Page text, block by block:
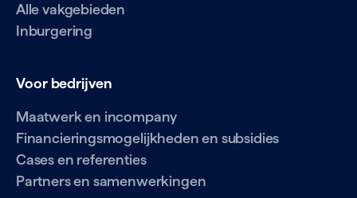
Alle vakgebieden
Inburgering
Voor bedrijven
Maatwerk en incompany
Financieringsmogelijkheden en subsidies
Cases en referenties
Partners en samenwerkingen